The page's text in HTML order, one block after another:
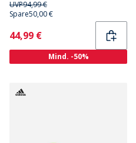
UVP94,99 €
Spare50,00 €
Current
44,99 €
Mind. -50%